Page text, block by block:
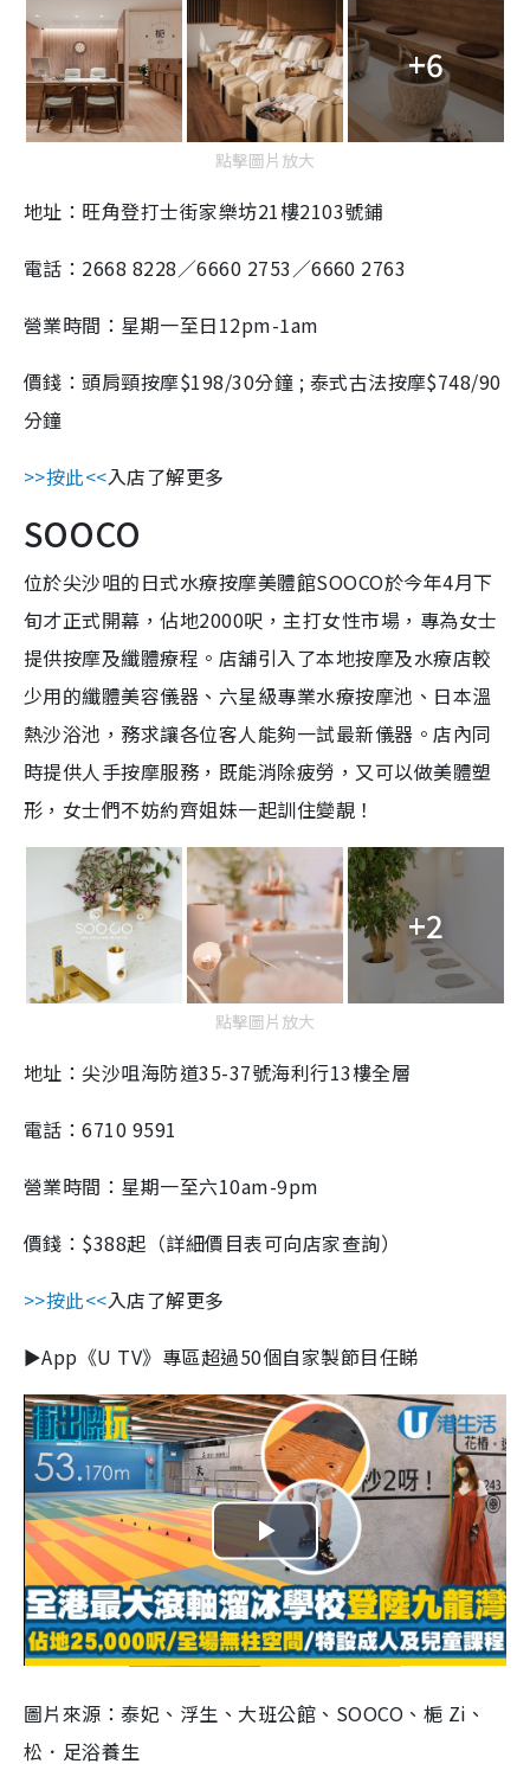
+6
點擊圖片放大
地址：旺角登打士街家樂坊21樓2103號鋪
電話：2668 8228／6660 2753／6660 2763
營業時間：星期一至日12pm-1am
價錢：頭肩頸按摩$198/30分鐘 ; 泰式古法按摩$748/90
分鐘
>>按此<<入店了解更多
SOOCO
位於尖沙咀的日式水療按摩美體館SOOCO於今年4月下
旬才正式開幕，佔地2000呎，主打女性市場，專為女士
提供按摩及纖體療程。店舖引入了本地按摩及水療店較
少用的纖體美容儀器、六星級專業水療按摩池、日本溫
熱沙浴池，務求讓各位客人能夠一試最新儀器。店內同
時提供人手按摩服務，既能消除疲勞，又可以做美體塑
形，女士們不妨約齊姐妹一起訓住變靚！
+2
點擊圖片放大
地址：尖沙咀海防道35-37號海利行13樓全層
電話：6710 9591
營業時間：星期一至六10am-9pm
價錢：$388起（詳細價目表可向店家查詢）
>>按此<<入店了解更多
►App《U TV》專區超過50個自家製節目任睇
Play
Video
圖片來源：泰妃、浮生、大班公館、SOOCO、梔 Zi、
松．足浴養生